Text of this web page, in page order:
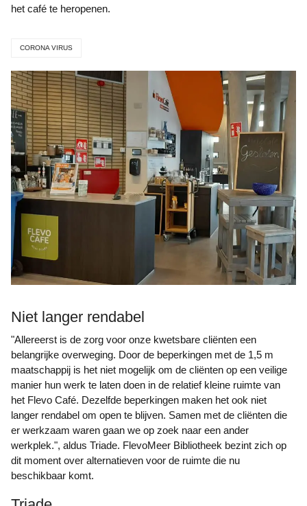
het café te heropenen.
CORONA VIRUS
Niet langer rendabel
"Allereerst is de zorg voor onze kwetsbare cliënten een
belangrijke overweging. Door de beperkingen met de 1,5 m
maatschappij is het niet mogelijk om de cliënten op een veilige
manier hun werk te laten doen in de relatief kleine ruimte van
het Flevo Café. Dezelfde beperkingen maken het ook niet
langer rendabel om open te blijven. Samen met de cliënten die
er werkzaam waren gaan we op zoek naar een ander
werkplek.", aldus Triade. FlevoMeer Bibliotheek bezint zich op
dit moment over alternatieven voor de ruimte die nu
beschikbaar komt.